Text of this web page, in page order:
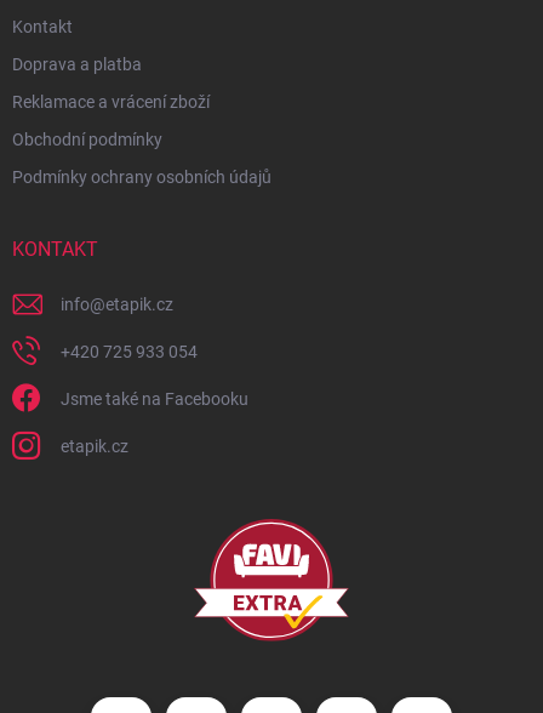
Kontakt
Doprava a platba
Reklamace a vrácení zboží
Obchodní podmínky
Podmínky ochrany osobních údajů
KONTAKT
info@etapik.cz
+420 725 933 054
Jsme také na Facebooku
etapik.cz